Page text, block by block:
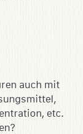
auch mit
etc.